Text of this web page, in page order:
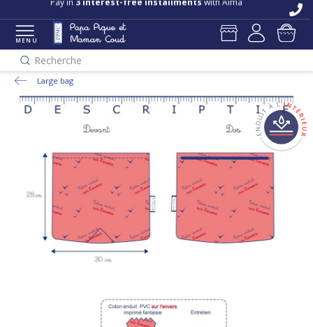
MENU
Recherche
Large bag